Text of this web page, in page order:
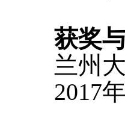
获奖
兰州
2017